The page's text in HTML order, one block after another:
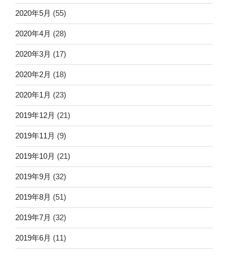
2020年5月 (55)
2020年4月 (28)
2020年3月 (17)
2020年2月 (18)
2020年1月 (23)
2019年12月 (21)
2019年11月 (9)
2019年10月 (21)
2019年9月 (32)
2019年8月 (51)
2019年7月 (32)
2019年6月 (11)